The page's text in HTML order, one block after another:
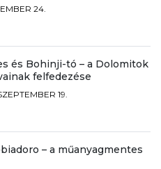
24.
és Bohinji-tó – a Dolomitok
felfedezése
19.
– a műanyagmentes